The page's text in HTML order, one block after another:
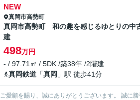
NEW
真岡市高勢町
真岡市高勢町 和の趣を感じるゆとりの中
建
498万円
- / 97.71㎡ / 5DK /築38年 /2階建
真岡鉄道 「真岡 」駅 徒歩41分